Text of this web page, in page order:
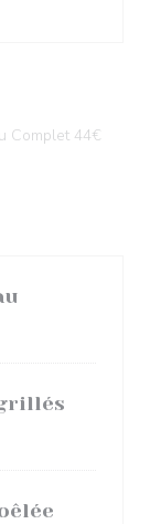
Complet 44€